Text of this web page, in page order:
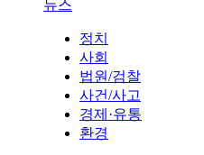
뉴스
정치
사회
법원/검찰
사건/사고
경제·유통
환경